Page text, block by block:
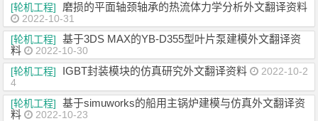
[轮机工程]
磨损的平面轴颈轴承的热流体力学分析外文翻译资料
2022-10-31
[轮机工程]
基于3DS MAX的YB-D355型叶片泵建模外文翻译资
料
2022-10-30
[轮机工程]
IGBT封装模块的仿真研究外文翻译资料
2022-10-2
4
[轮机工程]
基于simuworks的船用主锅炉建模与仿真外文翻译资
料
2022-10-23